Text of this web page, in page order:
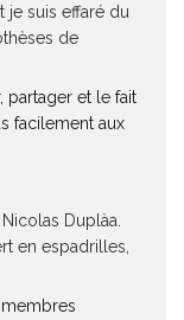
je suis effaré du
de
partager et le fait
facilement aux
Duplàa.
en espadrilles,
membres